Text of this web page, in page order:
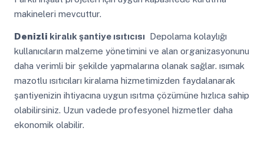
makineleri mevcuttur.
Denizli kiralık şantiye ısıtıcısıDepolama kolaylığı
kullanıcıların malzeme yönetimini ve alan organizasyonunu
daha verimli bir şekilde yapmalarına olanak sağlar. ısımak
mazotlu ısıtıcıları kiralama hizmetimizden faydalanarak
şantiyenizin ihtiyacına uygun ısıtma çözümüne hızlıca sahip
olabilirsiniz. Uzun vadede profesyonel hizmetler daha
ekonomik olabilir.